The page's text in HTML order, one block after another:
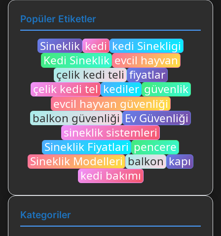
Popüler Etiketler
Sineklik kedi kedi Sinekligi
Kedi Sineklik evcil hayvan
çelik kedi teli fiyatlar
çelik kedi tel kediler güvenlik
evcil hayvan güvenliği
balkon güvenliği Ev Güvenliği
sineklik sistemleri
Sineklik Fiyatlari pencere
Sineklik Modelleri balkon kapı
kedi bakımı
Kategoriler